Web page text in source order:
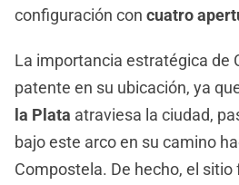
configuración con cuatro
La importancia estratégica de
patente en su ubicación, ya
la Plata atraviesa la ciudad,
bajo este arco en su camino
Compostela. De hecho, el